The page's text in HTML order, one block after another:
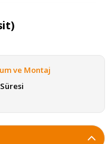
ve Montaj